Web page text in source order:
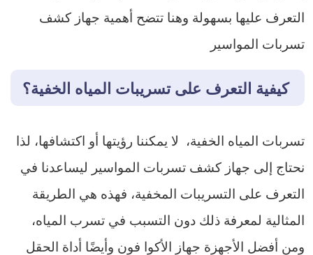
التعرف عليها بسهولة وهنا تتضح أهمية جهاز كشف
تسربات المواسير
كيفية التعرف على تسريبات المياه الخفية؟
تسربات المياه الخفية، لا يمكننا رؤيتها أو اكتشافها، لذا
نحتاج إلى جهاز كشف تسربات المواسير ليساعدنا في
التعرف على التسريبات المخفية، فهذه هي الطريقة
المثالية لمعرفة ذلك دون التسبب في تسرب المياه،
ومن أفضل الأجهزة جهاز الأكوا فون وأيضًا أداة الحقل